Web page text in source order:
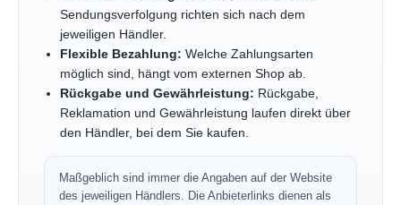
Sendungsverfolgung richten sich nach dem
jeweiligen Händler.
Flexible Bezahlung: Welche Zahlungsarten
möglich sind, hängt vom externen Shop ab.
Rückgabe und Gewährleistung: Rückgabe,
Reklamation und Gewährleistung laufen direkt über
den Händler, bei dem Sie kaufen.
Maßgeblich sind immer die Angaben auf der Website
des jeweiligen Händlers. Die Anbieterlinks dienen als